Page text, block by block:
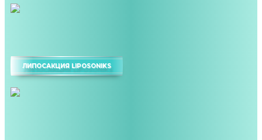
ЛИПОСАКЦИЯ LIPOSONIKS